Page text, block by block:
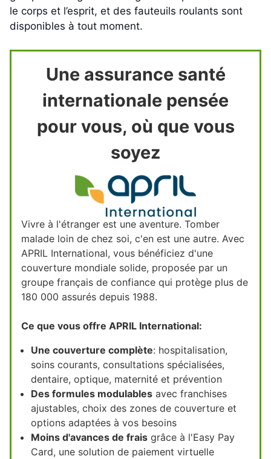
le corps et l’esprit, et des fauteuils roulants sont
disponibles à tout moment.
Une assurance santé
internationale pensée
pour vous, où que vous
soyez
Vivre à l'étranger est une aventure. Tomber
malade loin de chez soi, c'en est une autre. Avec
APRIL International, vous bénéficiez d'une
couverture mondiale solide, proposée par un
groupe français de confiance qui protège plus de
180 000 assurés depuis 1988.
Ce que vous offre APRIL International:
Une couverture complète: hospitalisation,
soins courants, consultations spécialisées,
dentaire, optique, maternité et prévention
Des formules modulables avec franchises
ajustables, choix des zones de couverture et
options adaptées à vos besoins
Moins d'avances de frais grâce à l'Easy Pay
Card, une solution de paiement virtuelle